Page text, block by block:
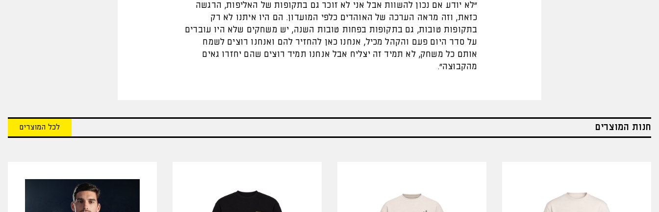
"לא יודע אם נכון להשוות אבל אני לא זוכר גם בתקופות של האליפות, הרגשה
כזאת, וזה מראה הערכה של האוהדים כלפי המועדון. הם היו איתנו לא רק
בתקופות טובות, גם בתקופות בפחות טובות השנה, יש משחקים שלא היו עוברים
על סדר היום פעם והקהל מכיל, אנחנו כאן להחזיר להם ואנחנו רוצים לשמח
אותם כל משחק, לא תמיד זה יצליח אבל אנחנו תמיד רוצים שהם יחזרו גאים
מהקבוצה”.
חנות המוצרים לכל המוצרים